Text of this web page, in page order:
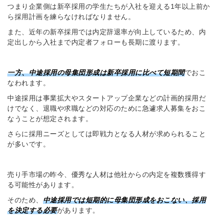
つまり企業側は新卒採用の学生たちが入社を迎える1年以上前か
ら採用計画を練らなければなりません。
また、近年の新卒採用では内定辞退率が向上しているため、 内
定出しから入社まで内定者フォローも長期に渡ります。
一方、中途採用の母集団形成は新卒採用に比べて短期間でおこ
なわれます。
中途採用は事業拡大やスタートアップ企業などの計画的採用だ
けでなく、退職や求職などの対応のために急遽求人募集をおこ
なうことが想定されます。
さらに採用ニーズとしては即戦力となる人材が求められること
が多いです。
売り手市場の昨今、優秀な人材は他社からの内定を複数獲得す
る可能性があります。
そのため、 中途採用では短期的に母集団形成をおこない、採用
を決定する必要があります。